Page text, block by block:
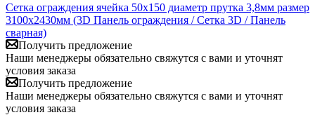
Сетка ограждения ячейка 50х150 диаметр прутка 3,8мм размер
3100x2430мм (3D Панель ограждения / Сетка 3D / Панель
сварная)
Получить предложение
Наши менеджеры обязательно свяжутся с вами и уточнят
условия заказа
Получить предложение
Наши менеджеры обязательно свяжутся с вами и уточнят
условия заказа